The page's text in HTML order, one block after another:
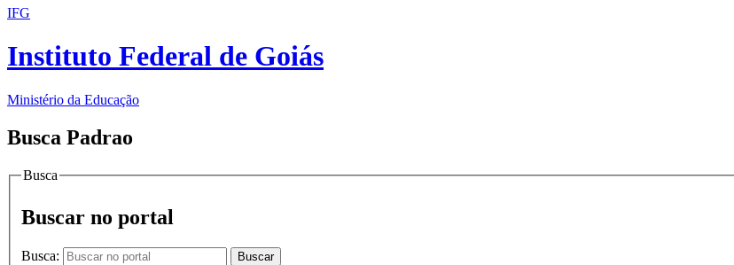
IFG
Instituto Federal de Goiás
Ministério da Educação
Busca Padrao
Busca
Buscar no portal
Busca: Buscar